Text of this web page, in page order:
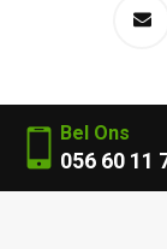
Bel Ons
056 60 11